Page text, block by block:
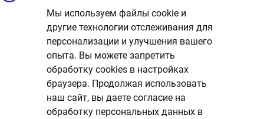
Мы используем файлы cookie и
другие технологии отслеживания для
персонализации и улучшения вашего
опыта. Вы можете запретить
обработку сookies в настройках
браузера. Продолжая использовать
наш сайт, вы даете согласие на
обработку персональных данных в